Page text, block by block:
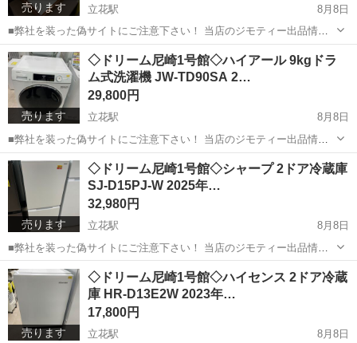
売ります 立花駅
8月8日
■弊社を装った偽サイトにご注意下さい！ 当店のジモティー出品情
報、画像が複数の偽サイトに転載されていることが確認されておりま
す。 これらのサイトに関しましては、当店とは一切関係がございませ
ん。 偽サイトへのアクセスや個...
兵庫 尼崎市 立花駅 収納家具 ドリーム
売ります
◇ドリーム尼崎1号館◇ハイアール 9kgドラ
ム式洗濯機 JW-TD90SA 2…
29,800円
立花駅
8月8日
■弊社を装った偽サイトにご注意下さい！ 当店のジモティー出品情
報、画像が複数の偽サイトに転載されていることが確認されておりま
す。 これらのサイトに関しましては、当店とは一切関係がございませ
ん。 偽サイトへのアクセスや個...
兵庫 尼崎市 立花駅 生活家電 ドリーム
売ります
◇ドリーム尼崎1号館◇シャープ 2ドア冷蔵庫
SJ-D15PJ-W 2025年…
32,980円
立花駅
8月8日
■弊社を装った偽サイトにご注意下さい！ 当店のジモティー出品情
報、画像が複数の偽サイトに転載されていることが確認されておりま
す。 これらのサイトに関しましては、当店とは一切関係がございませ
ん。 偽サイトへのアクセスや個...
兵庫 尼崎市 立花駅 キッチン家電 ドリーム
売ります
◇ドリーム尼崎1号館◇ハイセンス 2ドア冷蔵
庫 HR-D13E2W 2023年…
17,800円
立花駅
8月8日